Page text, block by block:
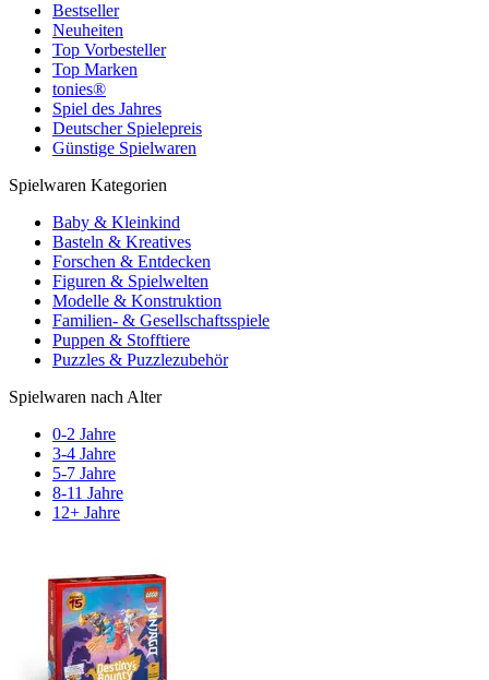
Bestseller
Neuheiten
Top Vorbesteller
Top Marken
tonies®
Spiel des Jahres
Deutscher Spielepreis
Günstige Spielwaren
Spielwaren Kategorien
Baby & Kleinkind
Basteln & Kreatives
Forschen & Entdecken
Figuren & Spielwelten
Modelle & Konstruktion
Familien- & Gesellschaftsspiele
Puppen & Stofftiere
Puzzles & Puzzlezubehör
Spielwaren nach Alter
0-2 Jahre
3-4 Jahre
5-7 Jahre
8-11 Jahre
12+ Jahre